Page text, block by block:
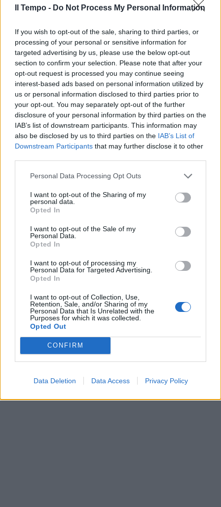
Il Tempo - Do Not Process My Personal Information
If you wish to opt-out of the sale, sharing to third parties, or
processing of your personal or sensitive information for
targeted advertising by us, please use the below opt-out
section to confirm your selection. Please note that after your
opt-out request is processed you may continue seeing
interest-based ads based on personal information utilized by
us or personal information disclosed to third parties prior to
your opt-out. You may separately opt-out of the further
disclosure of your personal information by third parties on the
IAB’s list of downstream participants. This information may
also be disclosed by us to third parties on the IAB’s List of
Downstream Participants that may further disclose it to other
Personal Data Processing Opt Outs
I want to opt-out of the Sharing of my
personal data.
Opted In
I want to opt-out of the Sale of my
Personal Data.
Opted In
I want to opt-out of processing my
Personal Data for Targeted Advertising.
Opted In
I want to opt-out of Collection, Use,
Retention, Sale, and/or Sharing of my
Personal Data that Is Unrelated with the
Purposes for which it was collected.
Opted Out
CONFIRM
Data Deletion Data Access Privacy Policy